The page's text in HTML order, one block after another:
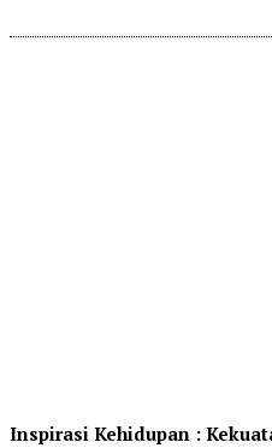
Inspirasi Kehidupan :